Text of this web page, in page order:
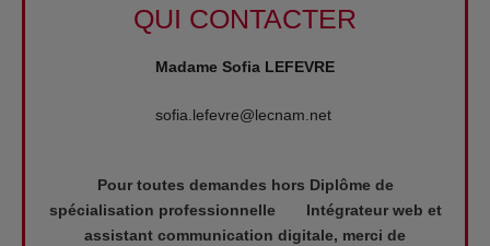
QUI CONTACTER
Madame Sofia LEFEVRE
sofia.lefevre@lecnam.net
Pour toutes demandes hors Diplôme de
spécialisation professionnelle Intégrateur web et
assistant communication digitale, merci de